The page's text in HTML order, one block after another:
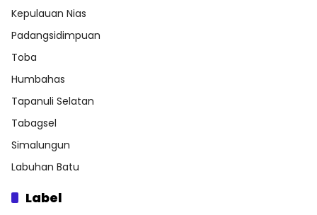
Kepulauan Nias
Padangsidimpuan
Toba
Humbahas
Tapanuli Selatan
Tabagsel
Simalungun
Labuhan Batu
Label